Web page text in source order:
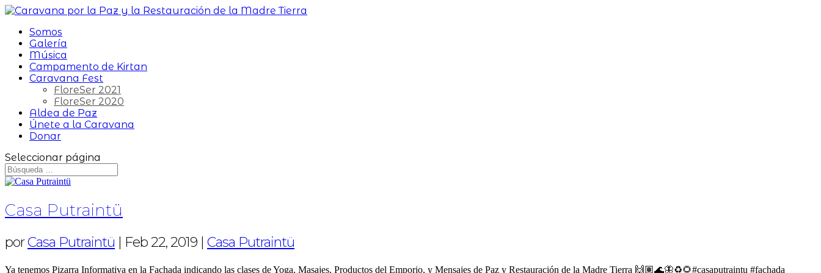
Somos
Galería
Música
Campamento de Kirtan
Caravana Fest
FloreSer 2021
FloreSer 2020
Aldea de Paz
Únete a la Caravana
Donar
Seleccionar página
Casa Putraintü
porCasa Putraintü | Feb 22, 2019 | Casa Putraintü
Ya tenemos Pizarra Informativa en la Fachada indicando las clases de Yoga, Masajes, Productos del Emporio, y Mensajes de Paz y Restauración de la Madre Tierra 🙌🏽🌊🦋♻️🌻#casaputraintu #fachada